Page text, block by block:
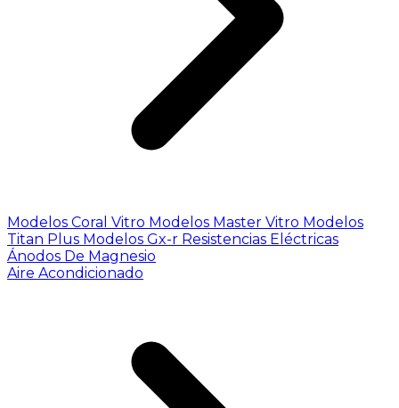
Modelos Coral Vitro Modelos Master Vitro Modelos
Titan Plus Modelos Gx-r Resistencias Eléctricas
Ánodos De Magnesio
Aire Acondicionado